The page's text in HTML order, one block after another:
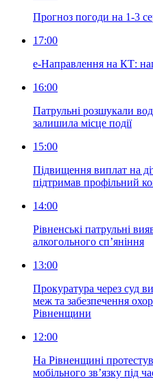
Прогноз погоди на 1-3
17:00
е-Направлення на КТ:
16:00
Патрульні розшукали
залишила місце події
15:00
Підвищення виплат на
підтримав профільний
14:00
Рівненські патрульні
алкогольного сп’яніння
13:00
Прокуратура через суд
меж та забезпечення
Рівненщини
12:00
На Рівненщині
мобільного зв’язку під